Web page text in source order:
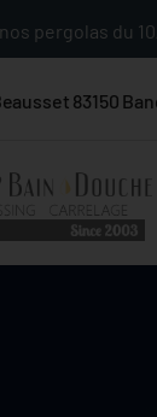
pergolas du
83150